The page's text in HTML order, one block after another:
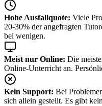
Hohe Ausfallquote: Viele
20-30% der angefragten
bei wenigen.
Meist nur Online: Die
Online-Unterricht an.
Kein Support: Bei
sich allein gestellt. Es gibt